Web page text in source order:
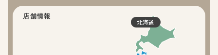
店舗情報
北海道